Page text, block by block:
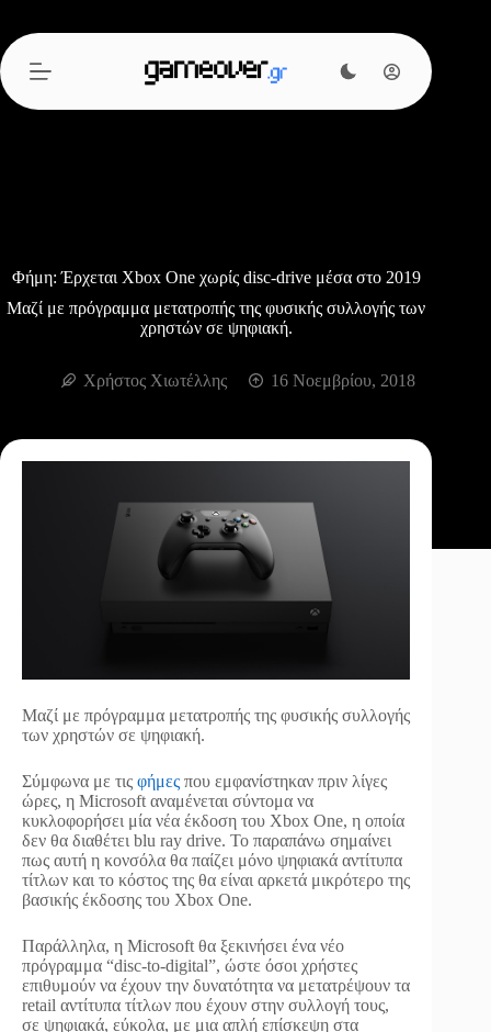
περιεχόμενο
Φήμη: Έρχεται Xbox One χωρίς disc-drive μέσα στο 2019
Μαζί με πρόγραμμα μετατροπής της φυσικής συλλογής των
χρηστών σε ψηφιακή.
Χρήστος Χιωτέλλης 16 Νοεμβρίου, 2018
Μαζί με πρόγραμμα μετατροπής της φυσικής συλλογής
των χρηστών σε ψηφιακή.
Σύμφωνα με τις φήμες που εμφανίστηκαν πριν λίγες
ώρες, η Microsoft αναμένεται σύντομα να
κυκλοφορήσει μία νέα έκδοση του Xbox One, η οποία
δεν θα διαθέτει blu ray drive. Το παραπάνω σημαίνει
πως αυτή η κονσόλα θα παίζει μόνο ψηφιακά αντίτυπα
τίτλων και το κόστος της θα είναι αρκετά μικρότερο της
βασικής έκδοσης του Xbox One.
Παράλληλα, η Microsoft θα ξεκινήσει ένα νέο
πρόγραμμα “disc-to-digital”, ώστε όσοι χρήστες
επιθυμούν να έχουν την δυνατότητα να μετατρέψουν τα
retail αντίτυπα τίτλων που έχουν στην συλλογή τους,
σε ψηφιακά, εύκολα, με μια απλή επίσκεψη στα